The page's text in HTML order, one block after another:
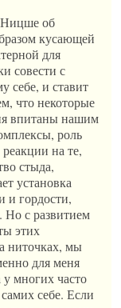
об
кусающей
для
совести с
себе, и ставит
что некоторые
впитаны нашим
роль
на те,
стыда,
установка
и гордости,
Но с развитием
этих
ниточках, мы
для меня
многих часто
себе. Если